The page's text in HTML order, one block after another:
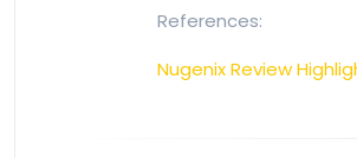
References:
Nugenix Review